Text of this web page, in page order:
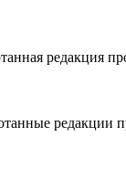
редакции